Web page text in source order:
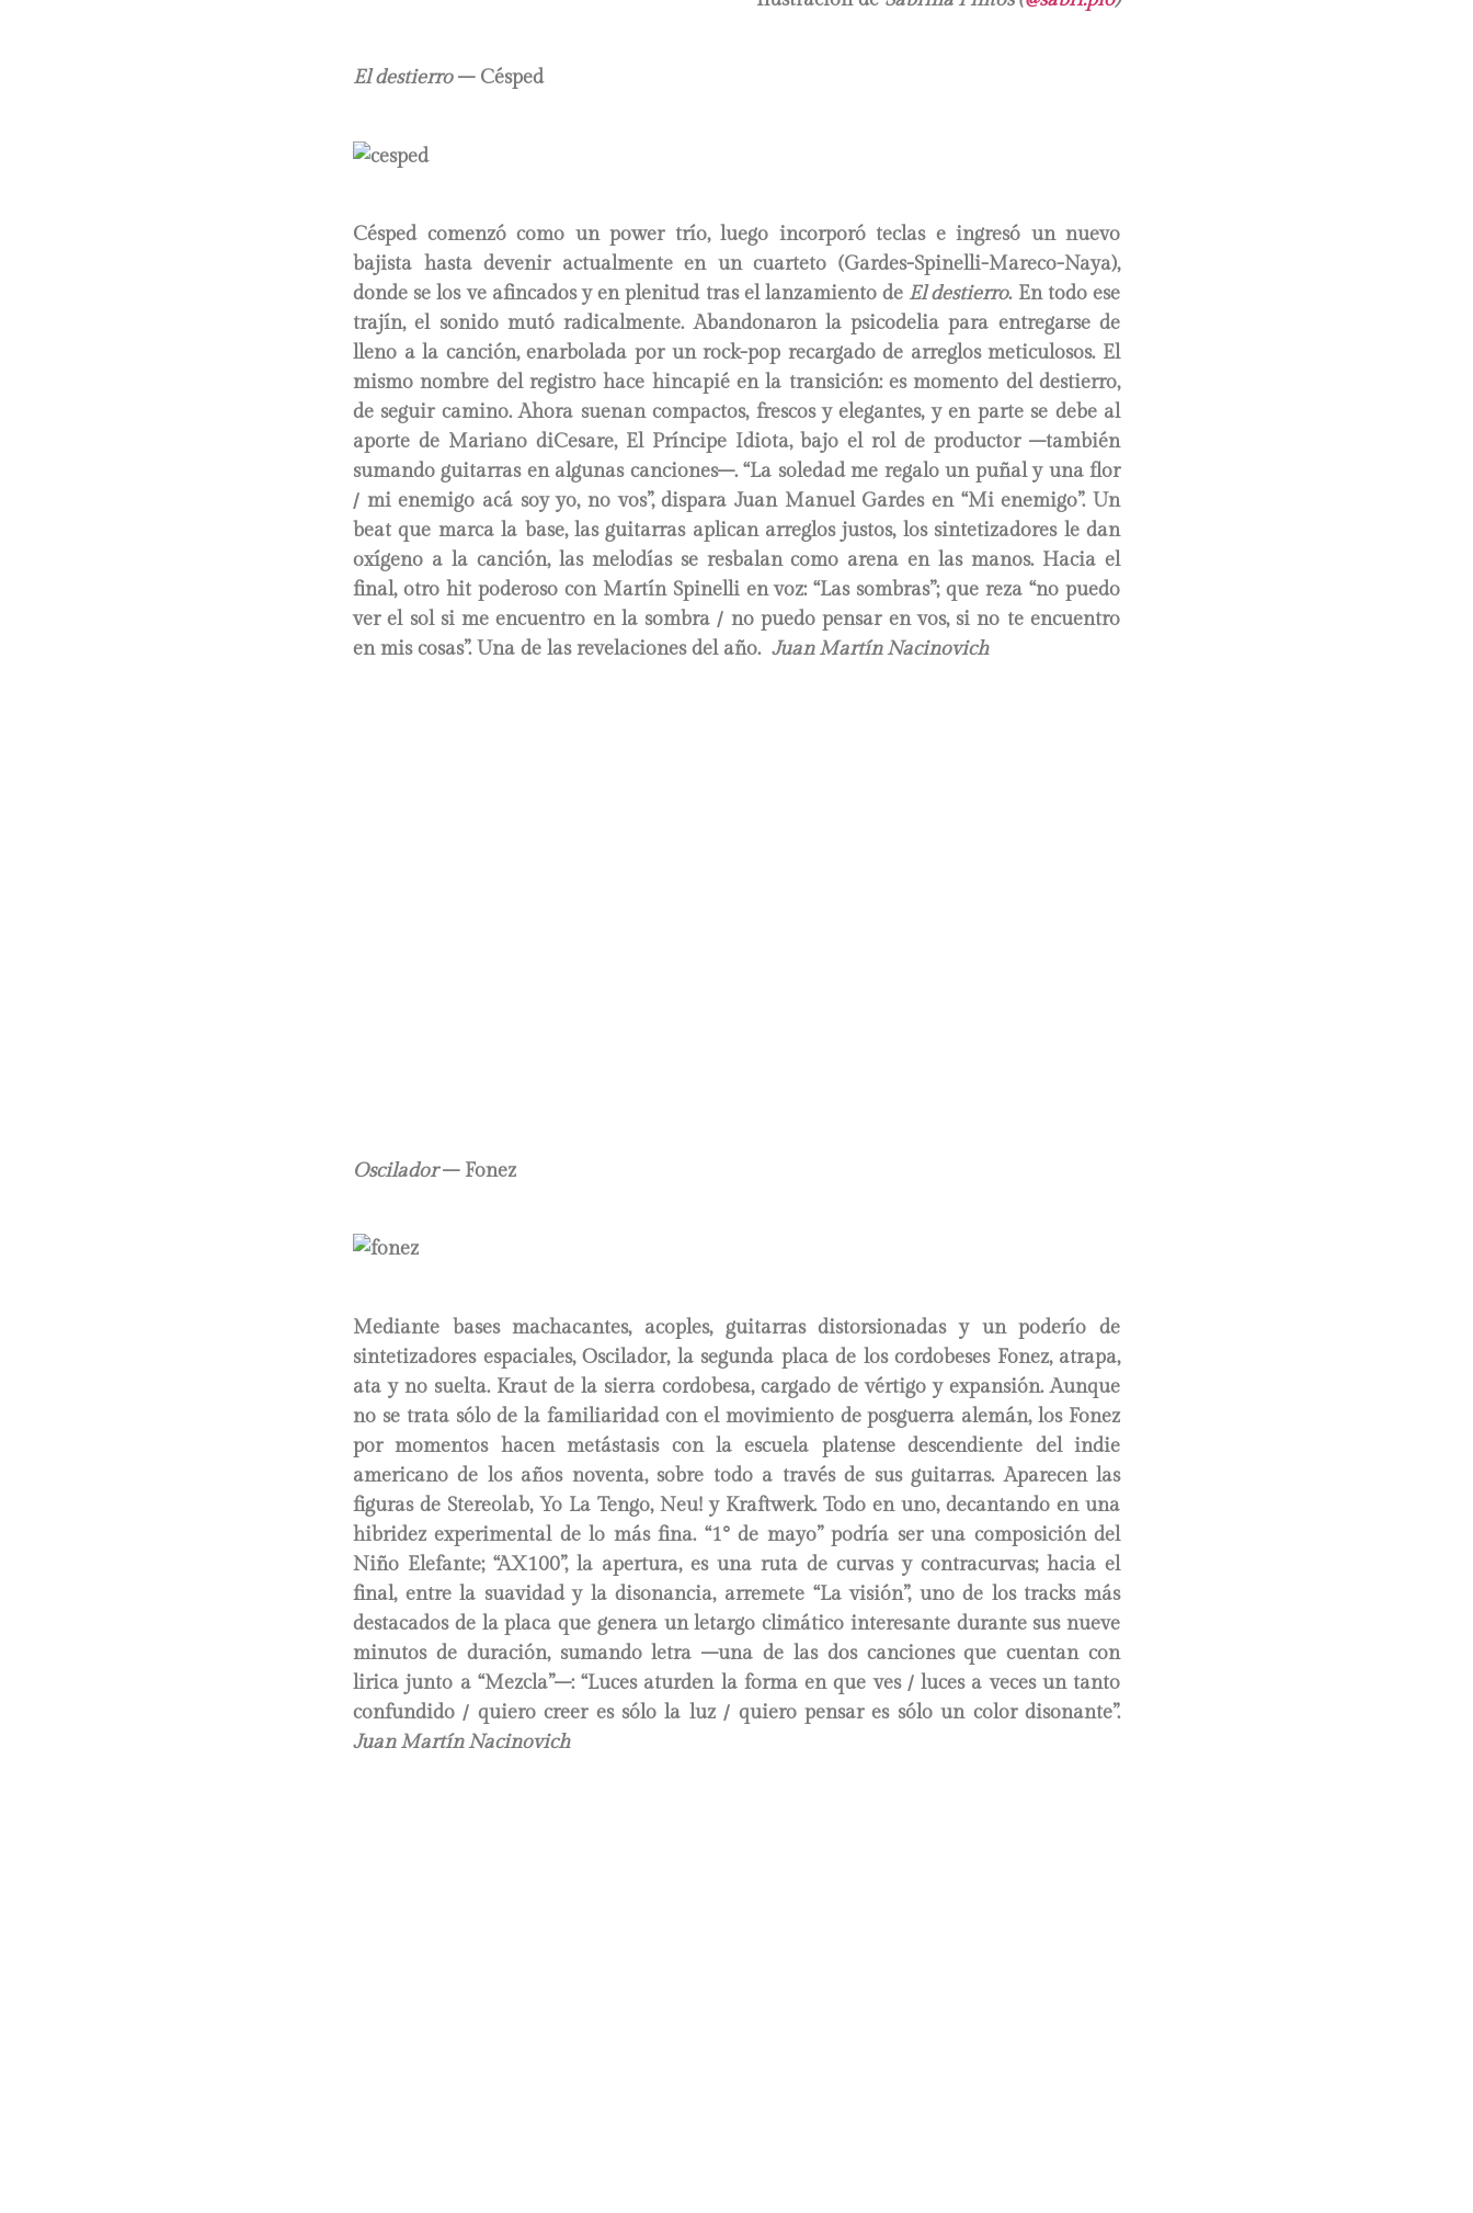
El destierro– Césped
Césped comenzó como un power trío, luego incorporó teclas e ingresó un nuevo
bajista hasta devenir actualmente en un cuarteto (Gardes-Spinelli-Mareco-Naya),
donde se los ve afincados y en plenitud tras el lanzamiento de El destierro. En todo ese
trajín, el sonido mutó radicalmente. Abandonaron la psicodelia para entregarse de
lleno a la canción, enarbolada por un rock-pop recargado de arreglos meticulosos. El
mismo nombre del registro hace hincapié en la transición: es momento del destierro,
de seguir camino. Ahora suenan compactos, frescos y elegantes, y en parte se debe al
aporte de Mariano diCesare, El Príncipe Idiota, bajo el rol de productor –también
sumando guitarras en algunas canciones–. “La soledad me regalo un puñal y una flor
/ mi enemigo acá soy yo, no vos”, dispara Juan Manuel Gardes en “Mi enemigo”. Un
beat que marca la base, las guitarras aplican arreglos justos, los sintetizadores le dan
oxígeno a la canción, las melodías se resbalan como arena en las manos. Hacia el
final, otro hit poderoso con Martín Spinelli en voz: “Las sombras”; que reza “no puedo
ver el sol si me encuentro en la sombra / no puedo pensar en vos, si no te encuentro
en mis cosas”. Una de las revelaciones del año. Juan Martín Nacinovich
Oscilador– Fonez
Mediante bases machacantes, acoples, guitarras distorsionadas y un poderío de
sintetizadores espaciales, Oscilador, la segunda placa de los cordobeses Fonez, atrapa,
ata y no suelta. Kraut de la sierra cordobesa, cargado de vértigo y expansión. Aunque
no se trata sólo de la familiaridad con el movimiento de posguerra alemán, los Fonez
por momentos hacen metástasis con la escuela platense descendiente del indie
americano de los años noventa, sobre todo a través de sus guitarras. Aparecen las
figuras de Stereolab, Yo La Tengo, Neu! y Kraftwerk. Todo en uno, decantando en una
hibridez experimental de lo más fina. “1° de mayo” podría ser una composición del
Niño Elefante; “AX100”, la apertura, es una ruta de curvas y contracurvas; hacia el
final, entre la suavidad y la disonancia, arremete “La visión”, uno de los tracks más
destacados de la placa que genera un letargo climático interesante durante sus nueve
minutos de duración, sumando letra –una de las dos canciones que cuentan con
lirica junto a “Mezcla”–: “Luces aturden la forma en que ves / luces a veces un tanto
confundido / quiero creer es sólo la luz / quiero pensar es sólo un color disonante”.
Juan Martín Nacinovich